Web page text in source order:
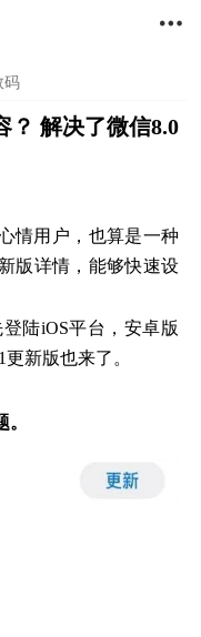

码
？ 解决了微信8.0
情用户，也算是一种
版详情，能够快速设
陆iOS平台，安卓版
新版也来了。